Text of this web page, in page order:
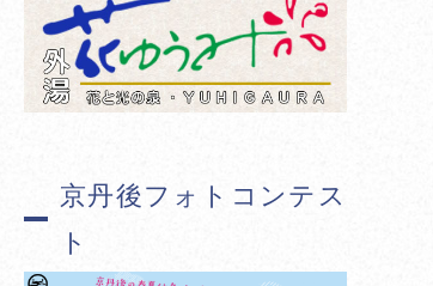
京丹後フォトコンテス
ト